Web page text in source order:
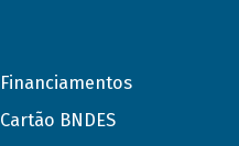
Financiamentos
Cartão BNDES